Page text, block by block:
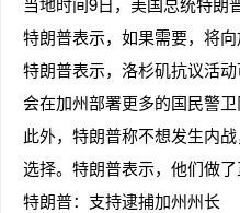
特朗普表示，如果需要，将向
特朗普表示，洛杉矶抗议活
会在加州部署更多的国民警卫
此外，特朗普称不想发生内
选择。特朗普表示，他们做了
特朗普：支持逮捕加州州长